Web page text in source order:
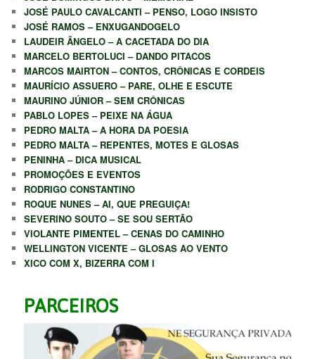
JOSÉ PAULO CAVALCANTI – PENSO, LOGO INSISTO
JOSÉ RAMOS – ENXUGANDOGELO
LAUDEIR ÂNGELO – A CACETADA DO DIA
MARCELO BERTOLUCI – DANDO PITACOS
MARCOS MAIRTON – CONTOS, CRÔNICAS E CORDEIS
MAURÍCIO ASSUERO – PARE, OLHE E ESCUTE
MAURINO JÚNIOR – SEM CRÔNICAS
PABLO LOPES – PEIXE NA ÁGUA
PEDRO MALTA – A HORA DA POESIA
PEDRO MALTA – REPENTES, MOTES E GLOSAS
PENINHA – DICA MUSICAL
PROMOÇÕES E EVENTOS
RODRIGO CONSTANTINO
ROQUE NUNES – AI, QUE PREGUIÇA!
SEVERINO SOUTO – SE SOU SERTÃO
VIOLANTE PIMENTEL – CENAS DO CAMINHO
WELLINGTON VICENTE – GLOSAS AO VENTO
XICO COM X, BIZERRA COM I
PARCEIROS